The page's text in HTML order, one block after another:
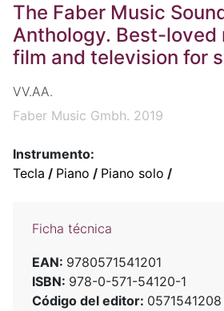
The Faber Music
Anthology. Best-loved
film and television for
VV.AA.
Faber Music Gmbh. 2019
Instrumento:
Tecla / Piano / Piano solo /
Ficha técnica
EAN: 9780571541201
ISBN: 978-0-571-54120-1
Código del editor: 0571541208